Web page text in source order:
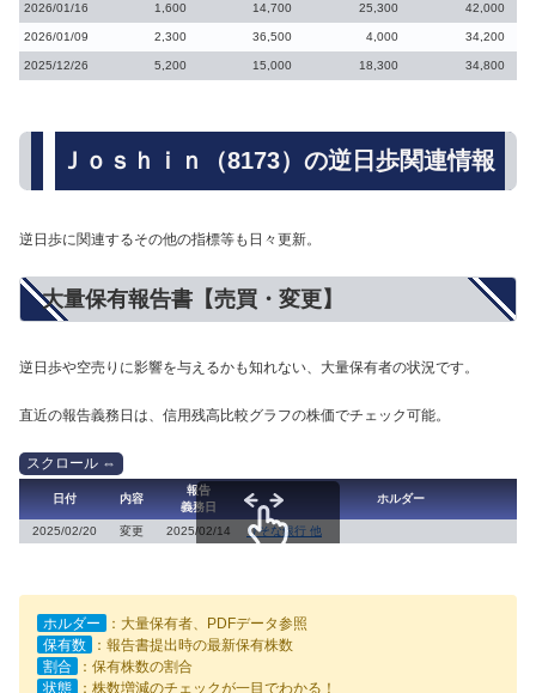
2026/01/16 1,600 14,700 25,300 42,000
2026/01/09 2,300 36,500 4,000 34,200
2025/12/26 5,200 15,000 18,300 34,800
Ｊｏｓｈｉｎ（8173）の逆日歩関連情報
逆日歩に関連するその他の指標等も日々更新。
大量保有報告書【売買・変更】
逆日歩や空売りに影響を与えるかも知れない、大量保有者の状況です。
直近の報告義務日は、信用残高比較グラフの株価でチェック可能。
日付 内容
報告
義務日
ホルダー
2025/02/20 変更 2025/02/14 りそな銀行 他
ホルダー
：大量保有者、PDFデータ参照
保有数
：報告書提出時の最新保有株数
割合
：保有株数の割合
状態
：株数増減のチェックが一目でわかる！